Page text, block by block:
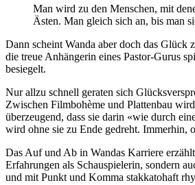
Man wird zu den Menschen, mit
Ästen. Man gleich sich an, bis man
Dann scheint Wanda aber doch das Glück
die treue Anhängerin eines Pastor-Gurus
besiegelt.
Nur allzu schnell geraten sich
Zwischen Filmbohème und Plattenbau
überzeugend, dass sie darin «wie durch
wird ohne sie zu Ende gedreht. Immerhin,
Das Auf und Ab in Wandas Karriere
Erfahrungen als Schauspielerin, sondern
und mit Punkt und Komma stakkatohaft